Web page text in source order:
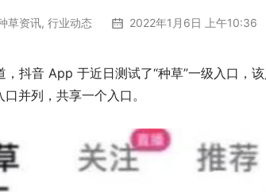
草资讯, 行业动态 2022年1月6日 上午10:36
抖音 App 于近日测试了“种草”一级入口，
并列，共享一个入口。